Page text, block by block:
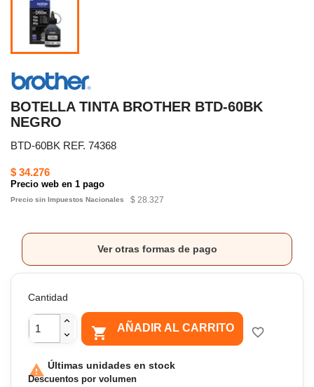
BOTELLA TINTA BROTHER BTD-60BK
NEGRO
BTD-60BK REF. 74368
$ 34.276
Precio web en 1 pago
Precio sin Impuestos Nacionales $ 28.327
Ver otras formas de pago
Cantidad
 AÑADIR AL CARRITO favorite_border
 Últimas unidades en stock
Descuentos por volumen